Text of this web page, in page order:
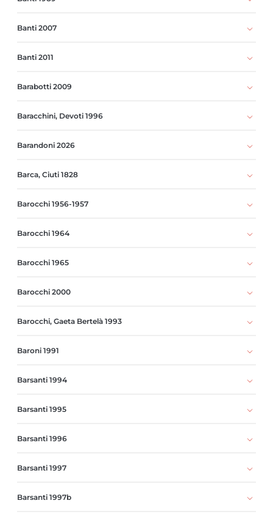
Banti 2007
Banti 2011
Barabotti 2009
Baracchini, Devoti 1996
Barandoni 2026
Barca, Ciuti 1828
Barocchi 1956-1957
Barocchi 1964
Barocchi 1965
Barocchi 2000
Barocchi, Gaeta Bertelà 1993
Baroni 1991
Barsanti 1994
Barsanti 1995
Barsanti 1996
Barsanti 1997
Barsanti 1997b